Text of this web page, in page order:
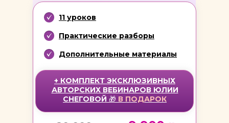
+ КОМПЛЕКТ ЭКСКЛЮЗИВНЫХ
АВТОРСКИХ ВЕБИНАРОВ ЮЛИИ
СНЕГОВОЙ 🎁 В ПОДАРОК
11 уроков
Практические разборы
Дополнительные материалы